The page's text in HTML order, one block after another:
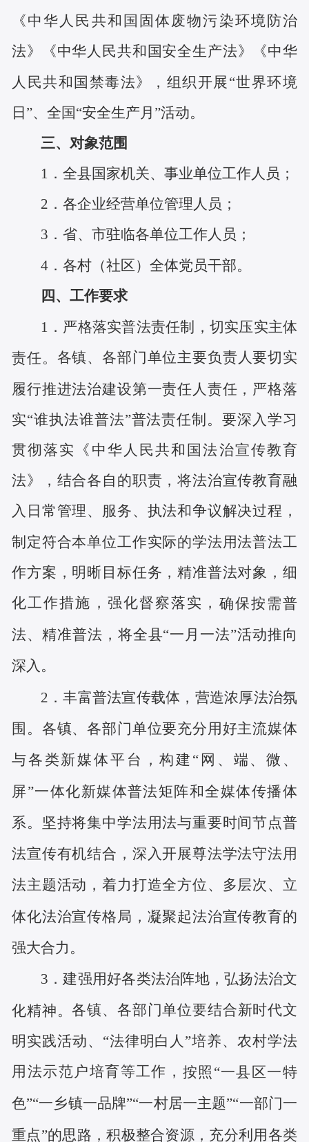
《中华人民共和国固体废物污染环境防治
法》 《中华人民共和国安全生产法》
《中华
人民共和国禁毒法》， 组织开展“世界环境
日”、全国“安全生产月”活动。
三、对象范围
1．全县国家机关、事业单位工作人员；
2．各企业经营单位管理人员；
3．省、市驻临各单位工作人员；
4．各村（社区）全体党员干部。
四、工作要求
1． 严格落实普法责任制，切实压实主体
责任。 各镇、各部门单位主要负责人要切实
履行推进法治建设第一责任人责任， 严格落
实“谁执法谁普法”普法责任制。要深入学习
贯彻落实
《中华人民共和国法治宣传教育
法》， 结合各自的职责，将法治宣传教育融
入日常管理、服务、执法和争议解决过程，
制定符合本单位工作实际的学法用法普法工
作方案，明晰目标任务，精准普法对象，细
化工作措施， 强化督察落实， 确保按需普
法、精准普法，将全县“一月一法”活动推向
深入。
2．丰富普法宣传载体，营造浓厚法治氛
围。 各镇、各部门单位要充分用好主流媒体
与各类新媒体平台，构建 “网、端、微、
屏”一体化新媒体普法矩阵和全媒体传播体
系。坚持将集中学法用法与重要时间节点普
法宣传有机结合，深入开展尊法学法守法用
法主题活动，着力打造全方位、多层次、立
体化法治宣传格局，凝聚起法治宣传教育的
强大合力。
3 ．建强用好各类法治阵地，弘扬法治文
化精神。各镇、各部门单位要结合新时代文
明实践活动、 “法律明白人”培养、农村学法
用法示范户培育等工作， 按照 “一县区一特
色”“一乡镇一品牌”“一村居一主题”“一部门一
重点”的思路，积极整合资源，充分利用各类